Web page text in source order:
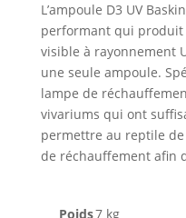
L’ampoule D3 UV
performant qui
visible à rayonnement
une seule ampoule.
lampe de
vivariums qui ont
permettre au reptile
de réchauffement afin
Poids7 kg